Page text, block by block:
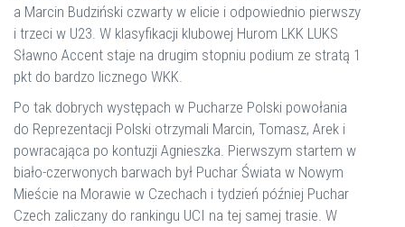
a Marcin Budziński czwarty w elicie i odpowiednio pierwszy
i trzeci w U23. W klasyfikacji klubowej Hurom LKK LUKS
Sławno Accent staje na drugim stopniu podium ze stratą 1
pkt do bardzo licznego WKK.
Po tak dobrych występach w Pucharze Polski powołania
do Reprezentacji Polski otrzymali Marcin, Tomasz, Arek i
powracająca po kontuzji Agnieszka. Pierwszym startem w
biało-czerwonych barwach był Puchar Świata w Nowym
Mieście na Morawie w Czechach i tydzień później Puchar
Czech zaliczany do rankingu UCI na tej samej trasie. W